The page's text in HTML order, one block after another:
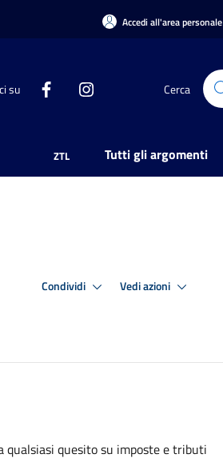
Accedi all'area personale
su Cerca
ZTL Tutti gli argomenti
Condividi Vedi azioni
qualsiasi quesito su imposte e tributi